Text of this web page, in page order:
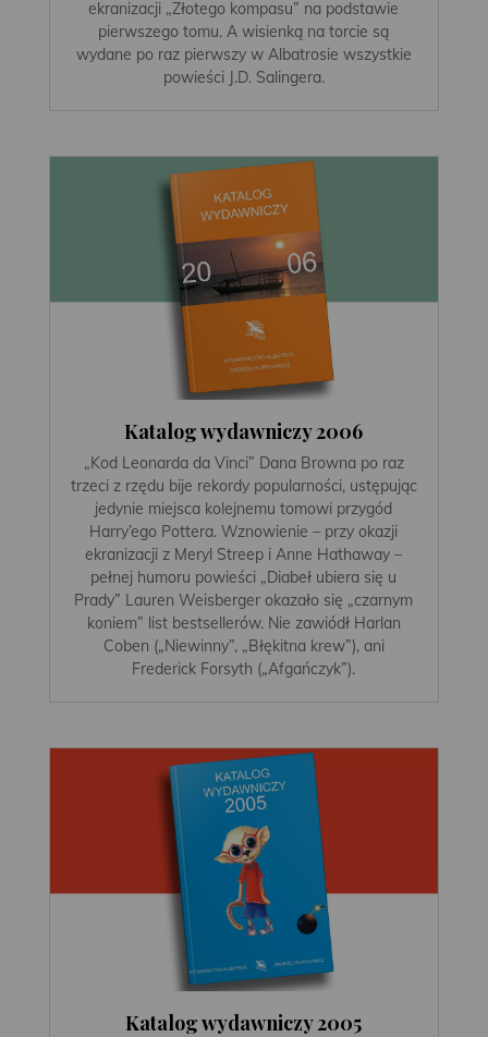
ekranizacji „Złotego kompasu” na podstawie
pierwszego tomu. A wisienką na torcie są
wydane po raz pierwszy w Albatrosie wszystkie
powieści J.D. Salingera.
Katalog wydawniczy 2006
„Kod Leonarda da Vinci” Dana Browna po raz
trzeci z rzędu bije rekordy popularności, ustępując
jedynie miejsca kolejnemu tomowi przygód
Harry’ego Pottera. Wznowienie – przy okazji
ekranizacji z Meryl Streep i Anne Hathaway –
pełnej humoru powieści „Diabeł ubiera się u
Prady” Lauren Weisberger okazało się „czarnym
koniem” list bestsellerów. Nie zawiódł Harlan
Coben („Niewinny”, „Błękitna krew”), ani
Frederick Forsyth („Afgańczyk”).
Katalog wydawniczy 2005